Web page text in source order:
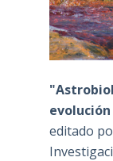
editado